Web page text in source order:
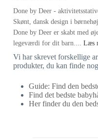
Done by Deer -
Skønt, dansk design i
Done by Deer er skabt med
legeværdi for dit barn.... Læs
Vi har skrevet forskellige
produkter, du kan finde
Guide: Find den
Find det bedste
Her finder du den